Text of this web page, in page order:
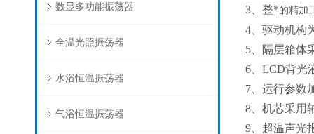
数显多功能振荡器
全温光照振荡器
水浴恒温振荡器
气浴恒温振荡器
3、整*的精加
4、驱动机构
5、隔层箱体
6、LCD背光
7、运行参数
8、机芯采用
9、超温声光